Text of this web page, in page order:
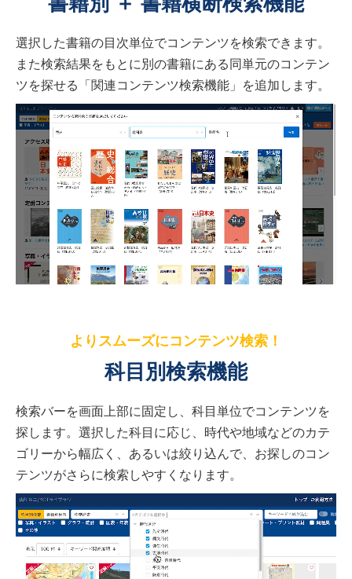
選択した書籍の目次単位でコンテンツを検索できます。
また検索結果をもとに別の書籍にある同単元のコンテン
ツを探せる「関連コンテンツ検索機能」を追加します。
よりスムーズにコンテンツ検索！
科目別検索機能
検索バーを画面上部に固定し、科目単位でコンテンツを
探します。選択した科目に応じ、時代や地域などのカテ
ゴリーから幅広く、あるいは絞り込んで、お探しのコン
テンツがさらに検索しやすくなります。